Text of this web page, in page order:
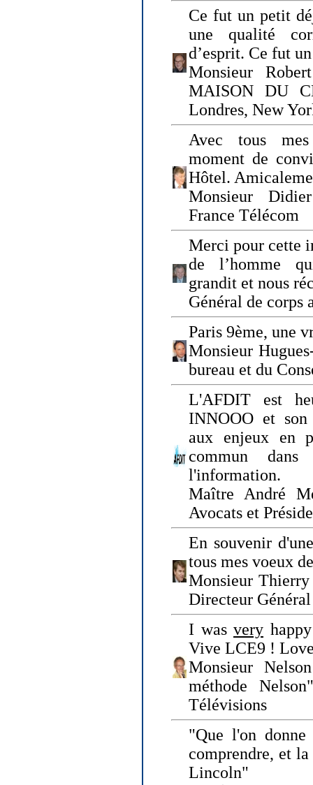
Ce fut un petit
une qualité
d’esprit. Ce fut
Monsieur
MAISON DU
Londres, New
Avec tous
moment de
Hôtel.
Monsieur
France Télécom
Merci pour cette
de l’homme
grandit et nous
Général de corps
Paris 9ème, une
Monsieur
bureau et du
L'AFDIT est
INNOOO et
aux enjeux en
commun
l'information.
Maître André
Avocats et
En souvenir
tous mes voeux
Monsieur
Directeur
I was very
Vive LCE9 !
Monsieur
méthode
Télévisions
"Que l'on
comprendre, et
Lincoln"